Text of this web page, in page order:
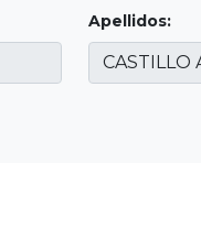
Apellidos: